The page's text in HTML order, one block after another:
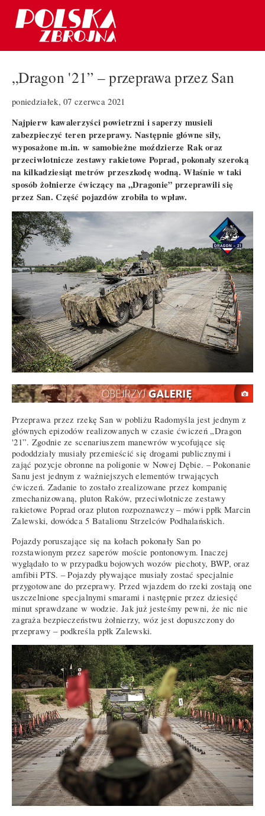
„Dragon '21” – przeprawa przez San
poniedziałek, 07 czerwca 2021
Najpierw kawalerzyści powietrzni i saperzy musieli
zabezpieczyć teren przeprawy. Następnie główne siły,
wyposażone m.in. w samobieżne moździerze Rak oraz
przeciwlotnicze zestawy rakietowe Poprad, pokonały szeroką
na kilkadziesiąt metrów przeszkodę wodną. Właśnie w taki
sposób żołnierze ćwiczący na „Dragonie” przeprawili się
przez San. Część pojazdów zrobiła to wpław.
Przeprawa przez rzekę San w pobliżu Radomyśla jest jednym z
głównych epizodów realizowanych w czasie ćwiczeń „Dragon
'21”. Zgodnie ze scenariuszem manewrów wycofujące się
pododdziały musiały przemieścić się drogami publicznymi i
zająć pozycje obronne na poligonie w Nowej Dębie. – Pokonanie
Sanu jest jednym z ważniejszych elementów trwających
ćwiczeń. Zadanie to zostało zrealizowane przez kompanię
zmechanizowaną, pluton Raków, przeciwlotnicze zestawy
rakietowe Poprad oraz pluton rozpoznawczy – mówi ppłk Marcin
Zalewski, dowódca 5 Batalionu Strzelców Podhalańskich.
Pojazdy poruszające się na kołach pokonały San po
rozstawionym przez saperów moście pontonowym. Inaczej
wyglądało to w przypadku bojowych wozów piechoty, BWP, oraz
amfibii PTS. – Pojazdy pływające musiały zostać specjalnie
przygotowane do przeprawy. Przed wjazdem do rzeki zostają one
uszczelnione specjalnymi smarami i następnie przez dziesięć
minut sprawdzane w wodzie. Jak już jesteśmy pewni, że nic nie
zagraża bezpieczeństwu żołnierzy, wóz jest dopuszczony do
przeprawy – podkreśla ppłk Zalewski.